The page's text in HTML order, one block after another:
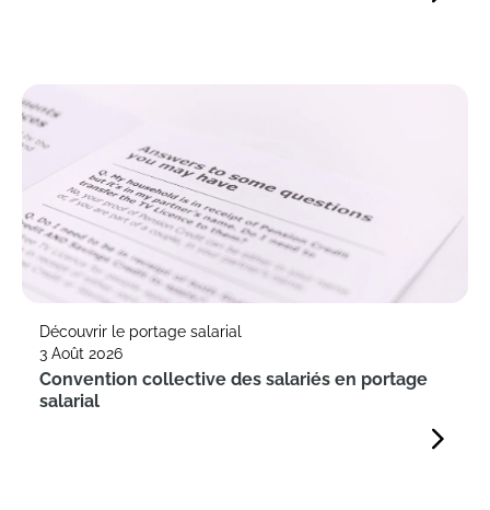
Découvrir le portage salarial
3 Août 2026
Convention collective des salariés en portage
salarial